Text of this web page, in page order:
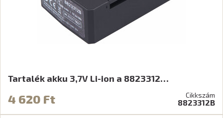
Tartalék akku 3,7V Li-ion a 8823312…
4 620 Ft Cikkszám
8823312B